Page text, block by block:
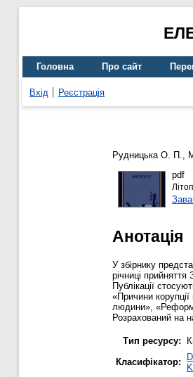
Головна Про сайт
Вхід Реєстрація
Рудницька О. П.,
pdf
Анотація
У збірнику
річниці
Публікації
«Причини
людини»,
Розрахований на
Тип ресурсу:
Класифікатор: